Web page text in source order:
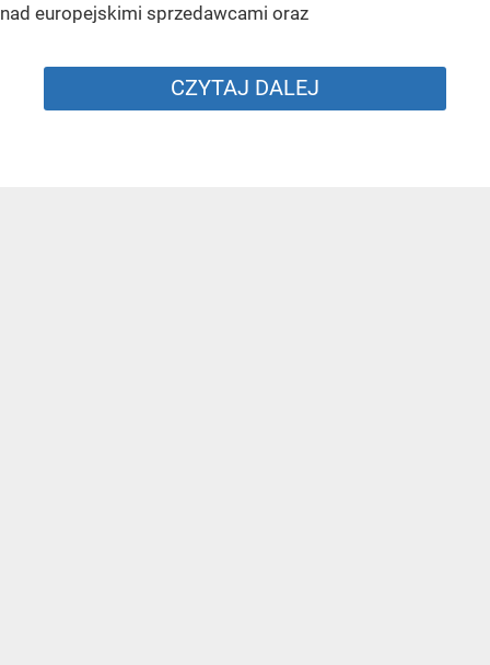
nad europejskimi sprzedawcami oraz
CZYTAJ DALEJ